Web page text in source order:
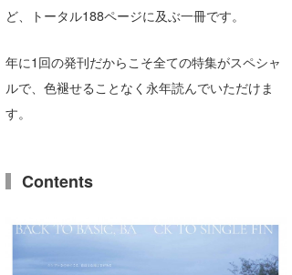
ど、トータル188ページに及ぶ⼀冊です。
年に1回の発刊だからこそ全ての特集がスペシャ
ルで、⾊褪せることなく永年読んでいただけま
す。
Contents
小川予報士
唐澤予報士
SancheZ
ゴン